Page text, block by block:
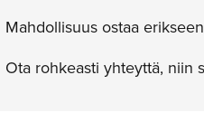
Mahdollisuus ostaa
Ota rohkeasti yhteyttä, niin